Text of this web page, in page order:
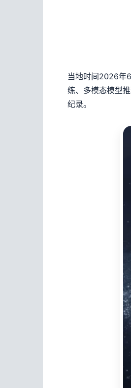
当地时间2026年
练、多模态模型
纪录。